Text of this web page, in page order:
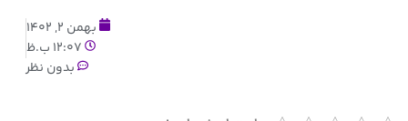
بهمن 2, 1402
12:07 ب.ظ
بدون نظر